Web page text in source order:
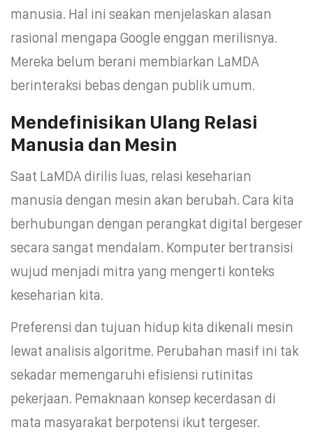
manusia. Hal ini seakan menjelaskan alasan
rasional mengapa Google enggan merilisnya.
Mereka belum berani membiarkan LaMDA
berinteraksi bebas dengan publik umum.
Mendefinisikan Ulang Relasi
Manusia dan Mesin
Saat LaMDA dirilis luas, relasi keseharian
manusia dengan mesin akan berubah. Cara kita
berhubungan dengan perangkat digital bergeser
secara sangat mendalam. Komputer bertransisi
wujud menjadi mitra yang mengerti konteks
keseharian kita.
Preferensi dan tujuan hidup kita dikenali mesin
lewat analisis algoritme. Perubahan masif ini tak
sekadar memengaruhi efisiensi rutinitas
pekerjaan. Pemaknaan konsep kecerdasan di
mata masyarakat berpotensi ikut tergeser.